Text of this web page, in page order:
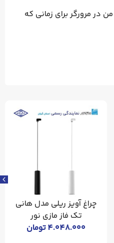
در مرورگر برای زمانی که
چراغ آویز ریلی مدل هانی
تک فاز مازی نور
۴.۰۴۸.۰۰۰تومان